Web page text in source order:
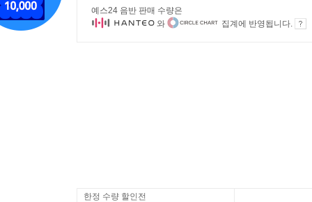
예스24 음반 판매 수량은
와
집계에 반영됩니다.
한정 수량 할인전